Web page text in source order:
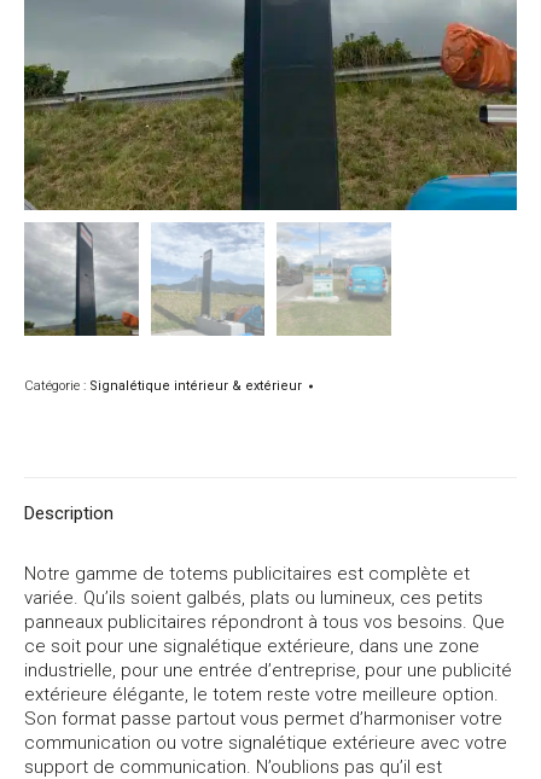
Catégorie : Signalétique intérieur & extérieur
Description
Notre gamme de totems publicitaires est complète et
variée. Qu’ils soient galbés, plats ou lumineux, ces petits
panneaux publicitaires répondront à tous vos besoins. Que
ce soit pour une signalétique extérieure, dans une zone
industrielle, pour une entrée d’entreprise, pour une publicité
extérieure élégante, le totem reste votre meilleure option.
Son format passe partout vous permet d’harmoniser votre
communication ou votre signalétique extérieure avec votre
support de communication. N’oublions pas qu’il est